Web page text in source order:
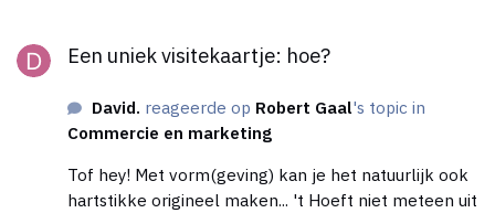
goed plan schrijven. En ik snap dat je grootse ideeen
net als ieder ander. Maar vertel eerst eens in het
kort wat je nou precies wil. Ik ken de 'branche' (voor
zover die bestaat) een beetje, en zoveel geld valt er
in Nederland niet mee te verdienen.
Een uniek visitekaartje: hoe?
David. reageerde op Robert Gaal's topic in
Commercie en marketing
Tof hey! Met vorm(geving) kan je het natuurlijk ook
hartstikke origineel maken... 't Hoeft niet meteen uit